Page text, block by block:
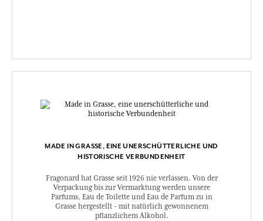
MADE IN GRASSE, EINE UNERSCHÜTTERLICHE UND
HISTORISCHE VERBUNDENHEIT
Fragonard hat Grasse seit 1926 nie verlassen. Von der
Verpackung bis zur Vermarktung werden unsere
Parfums, Eau de Toilette und Eau de Parfum zu in
Grasse hergestellt - mit natürlich gewonnenem
pflanzlichem Alkohol.